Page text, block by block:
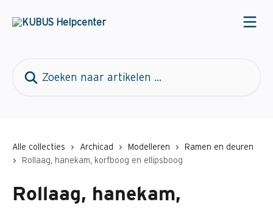
Alle collecties Archicad Modelleren
Ramen en deuren
Rollaag, hanekam, korfboog en ellipsboog
Rollaag, hanekam,